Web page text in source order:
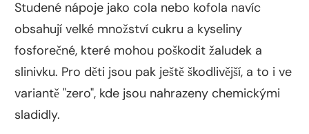
Studené nápoje jako cola nebo kofola navíc
obsahují velké množství cukru a kyseliny
fosforečné, které mohou poškodit žaludek a
slinivku. Pro děti jsou pak ještě škodlivější, a to i ve
variantě "zero", kde jsou nahrazeny chemickými
sladidly.